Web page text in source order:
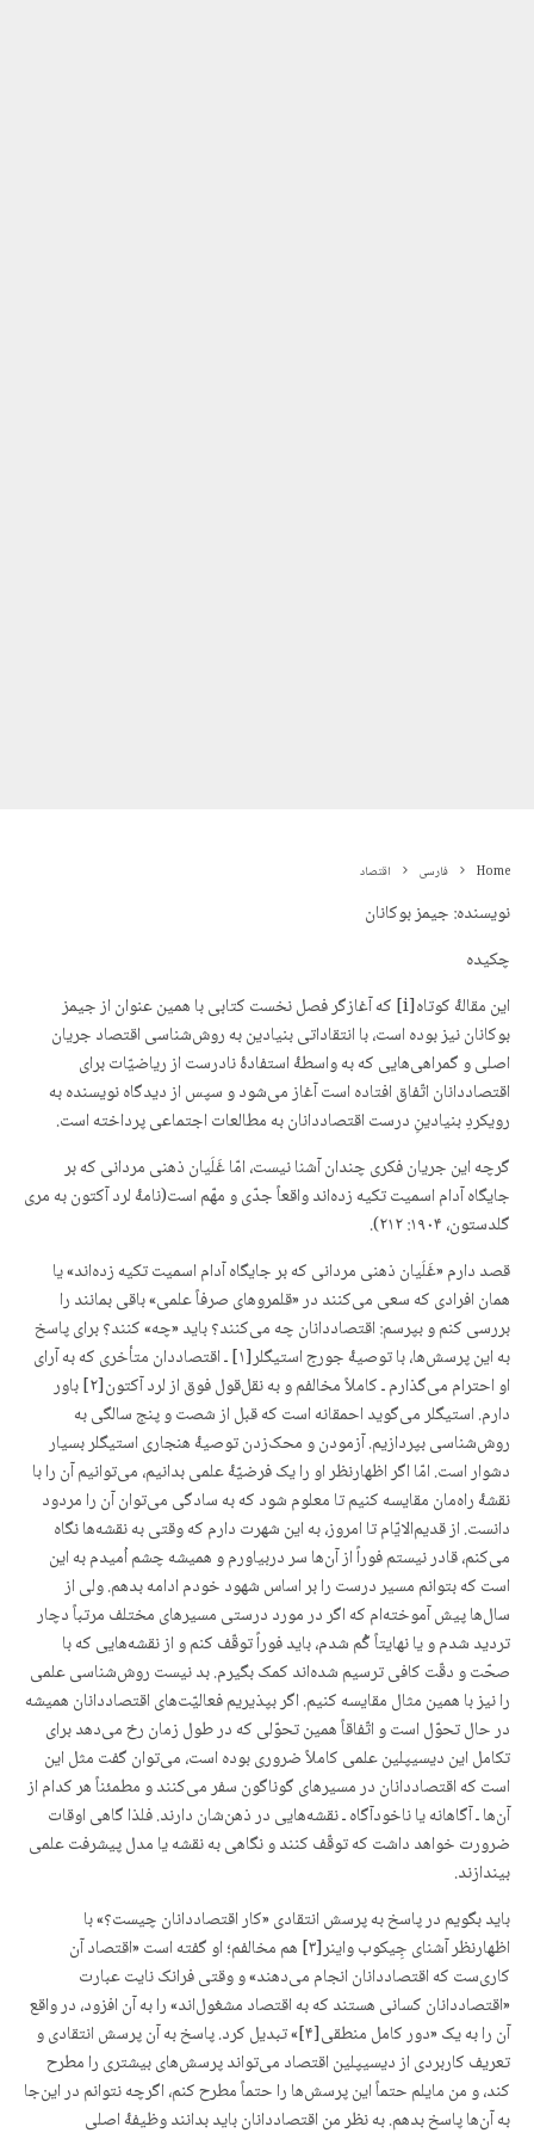
Home فارسی اقتصاد
نویسنده: جیمز بوکانان
چکیده
این مقالۀ کوتاه[i] که آغازگر فصل نخست کتابی با همین عنوان از جیمز
بوکانان نیز بوده است، با انتقاداتی بنیادین به روش‌شناسی اقتصاد جریان
اصلی و گمراهی‌هایی که به واسطۀ استفادۀ نادرست از ریاضیّات برای
اقتصاددانان اتّفاق افتاده است آغاز می‌شود و سپس از دیدگاه نویسنده به
رویکردِ بنیادینِ درست اقتصاددانان به مطالعات اجتماعی پرداخته است.
گرچه این جریان فکری چندان آشنا نیست، امّا غَلَیان ذهنی مردانی که بر
جایگاه آدام اسمیت تکیه زده‌اند واقعاً جدّی و مهّم است(نامۀ لرد آکتون به مری
گلدستون، ۱۹۰۴: ۲۱۲).
قصد دارم «غَلَیان ذهنی مردانی که بر جایگاه آدام اسمیت تکیه زده‌اند» یا
همان افرادی که سعی می‌کنند در «قلمروهای صرفاً علمی» باقی بمانند را
بررسی کنم و بپرسم: اقتصاددانان چه می‌کنند؟ باید «چه» کنند؟ برای پاسخ
به این پرسش‌ها، با توصیۀ جورج استیگلر[۱] ـ اقتصاددان متأخری که به آرای
او احترام می‌گذارم ـ کاملاً مخالفم و به نقل‌قول فوق از لرد آکتون[۲] باور
دارم. استیگلر می‌گوید احمقانه است که قبل از شصت و پنج سالگی به
روش‌شناسی بپردازیم. آزمودن و محک‌زدن توصیۀ هنجاری استیگلر بسیار
دشوار است. امّا اگر اظهارنظر او را یک فرضیّۀ علمی بدانیم، می‌توانیم آن را با
نقشۀ راه‌مان مقایسه کنیم تا معلوم شود که به سادگی می‌توان آن را مردود
دانست. از قدیم‌الایّام تا امروز، به این شهرت دارم که وقتی به نقشه‌ها نگاه
می‌کنم، قادر نیستم فوراً از آن‌ها سر دربیاورم و همیشه چشم اُمیدم به این
است که بتوانم مسیر درست را بر اساس شهود خودم ادامه بدهم. ولی از
سال‌ها پیش آموخته‌ام که اگر در مورد درستی مسیرهای مختلف مرتباً دچار
تردید شدم و یا نهایتاً گُم شدم، باید فوراً توقّف کنم و از نقشه‌هایی که با
صحّت و دقّت کافی ترسیم شده‌اند کمک بگیرم. بد نیست روش‌شناسی علمی
را نیز با همین مثال مقایسه کنیم. اگر بپذیریم فعالیّت‌های اقتصاددانان همیشه
در حال تحوّل است و اتّفاقاً همین تحوّلی که در طول زمان رخ می‌دهد برای
تکامل این دیسیپلین علمی کاملاً ضروری بوده است، می‌توان گفت مثل این
است که اقتصاددانان در مسیرهای گوناگون سفر می‌کنند و مطمئناً هر کدام از
آن‌ها ـ آگاهانه یا ناخودآگاه ـ نقشه‌هایی در ذهن‌شان دارند. فلذا گاهی اوقات
ضرورت خواهد داشت که توقّف کنند و نگاهی به نقشه یا مدل پیشرفت علمی
بیندازند.
باید بگویم در پاسخ به پرسش انتقادی «کار اقتصاددانان چیست؟» با
اظهارنظر آشنای جِیکوب واینر[۳] هم مخالفم؛ او گفته است «اقتصاد آن
کاری‌ست که اقتصاددانان انجام می‌دهند» و وقتی فرانک نایت عبارت
«اقتصاددانان کسانی هستند که به اقتصاد مشغول‌اند» را به آن افزود، در واقع
آن را به یک «دور کامل منطقی[۴]» تبدیل کرد. پاسخ به آن پرسش انتقادی و
تعریف کاربردی از دیسیپلین اقتصاد می‌تواند پرسش‌های بیشتری را مطرح
کند، و من مایلم حتماً این پرسش‌ها را حتماً مطرح کنم، اگرچه نتوانم در این‌جا
به آن‌ها پاسخ بدهم. به نظر من اقتصاددانان باید بدانند وظیفۀ اصلی